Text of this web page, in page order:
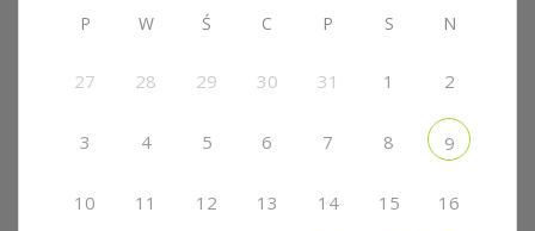
P W Ś C P S N
27 28 29 30 31 1 2
3 4 5 6 7 8 9
10 11 12 13 14 15 16